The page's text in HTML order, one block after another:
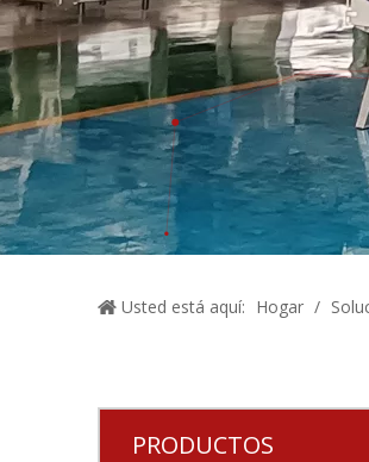
Usted está aquí: Hogar /
PRODUCTOS